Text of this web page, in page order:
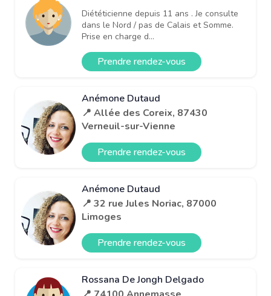
Diététicienne depuis 11 ans . Je consulte
dans le Nord / pas de Calais et Somme.
Prise en charge d...
Prendre rendez-vous
Anémone Dutaud
📍 Allée des Coreix, 87430
Verneuil-sur-Vienne
Prendre rendez-vous
Anémone Dutaud
📍 32 rue Jules Noriac, 87000
Limoges
Prendre rendez-vous
Rossana De Jongh Delgado